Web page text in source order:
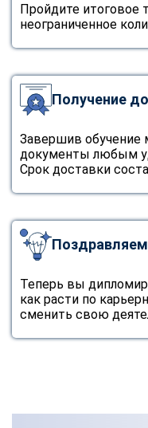
Пройдите итоговое
неограниченное
Получение
Завершив обучение
документы любым
Срок доставки
Теперь вы
как расти по
сменить свою